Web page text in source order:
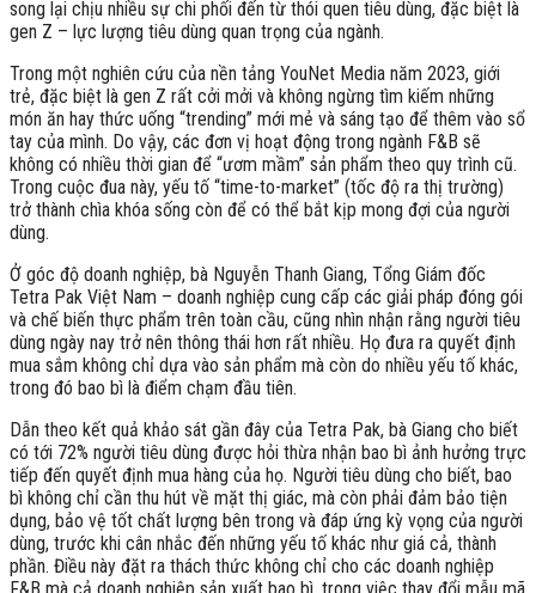
song lại chịu nhiều sự chi phối đến từ thói quen tiêu dùng, đặc biệt là
gen Z – lực lượng tiêu dùng quan trọng của ngành.
Trong một nghiên cứu của nền tảng YouNet Media năm 2023, giới
trẻ, đặc biệt là gen Z rất cởi mởi và không ngừng tìm kiếm những
món ăn hay thức uống “trending” mới mẻ và sáng tạo để thêm vào sổ
tay của mình. Do vậy, các đơn vị hoạt động trong ngành F&B sẽ
không có nhiều thời gian để “ươm mầm” sản phẩm theo quy trình cũ.
Trong cuộc đua này, yếu tố “time-to-market” (tốc độ ra thị trường)
trở thành chìa khóa sống còn để có thể bắt kịp mong đợi của người
dùng.
Ở góc độ doanh nghiệp, bà Nguyễn Thanh Giang, Tổng Giám đốc
Tetra Pak Việt Nam – doanh nghiệp cung cấp các giải pháp đóng gói
và chế biến thực phẩm trên toàn cầu, cũng nhìn nhận rằng người tiêu
dùng ngày nay trở nên thông thái hơn rất nhiều. Họ đưa ra quyết định
mua sắm không chỉ dựa vào sản phẩm mà còn do nhiều yếu tố khác,
trong đó bao bì là điểm chạm đầu tiên.
Dẫn theo kết quả khảo sát gần đây của Tetra Pak, bà Giang cho biết
có tới 72% người tiêu dùng được hỏi thừa nhận bao bì ảnh hưởng trực
tiếp đến quyết định mua hàng của họ. Người tiêu dùng cho biết, bao
bì không chỉ cần thu hút về mặt thị giác, mà còn phải đảm bảo tiện
dụng, bảo vệ tốt chất lượng bên trong và đáp ứng kỳ vọng của người
dùng, trước khi cân nhắc đến những yếu tố khác như giá cả, thành
phần. Điều này đặt ra thách thức không chỉ cho các doanh nghiệp